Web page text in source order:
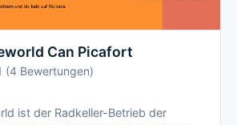
Can Picafort
(4 Bewertungen)
ist der Radkeller-Betrieb der